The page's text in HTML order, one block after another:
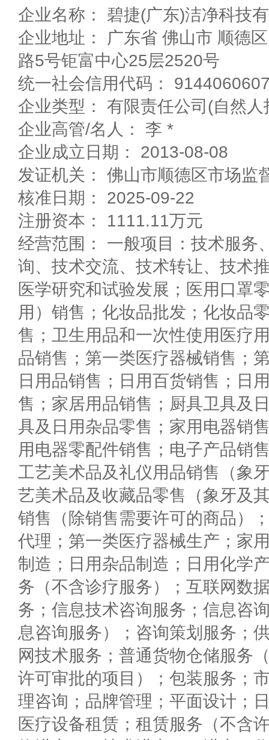
企业名称： 碧捷(广东)洁净科技
企业地址： 广东省 佛山市 顺德区 北滘镇君兰社区天宁
路5号钜富中心25层2520号
统一社会信用代码：
企业高管/名人： 李 *
企业成立日期： 2013-08-08
发证机关： 佛山市顺德区市场监
核准日期： 2025-09-22
注册资本： 1111.11万元
经营范围： 一般项目：技术服务
询、技术交流、技术转让、技术
医学研究和试验发展；医用口罩
用）销售；化妆品批发；化妆品
售；卫生用品和一次性使用医疗
品销售；第一类医疗器械销售；
日用品销售；日用百货销售；日
售；家居用品销售；厨具卫具及
具及日用杂品零售；家用电器销
用电器零配件销售；电子产品销
工艺美术品及礼仪用品销售（象
艺美术品及收藏品零售（象牙及
销售（除销售需要许可的商品）
代理；第一类医疗器械生产；家
制造；日用杂品制造；日用化学
务（不含诊疗服务）；互联网数
务；信息技术咨询服务；信息咨
息咨询服务）；咨询策划服务；
网技术服务；普通货物仓储服务
许可审批的项目）；包装服务；
理咨询；品牌管理；平面设计；
医疗设备租赁；租赁服务（不含